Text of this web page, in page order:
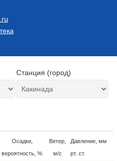
Станция (город)
Осадки,
вероятность, %
Ветер,
м/с
Давление, мм
рт. ст.